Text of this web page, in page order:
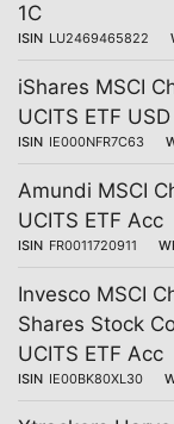
1C
ISIN LU2469465822
iShares MSCI
UCITS ETF
ISIN IE000NFR7C63
Amundi MSCI
UCITS ETF Acc
ISIN FR0011720911
Invesco MSCI
Shares Stock
UCITS ETF Acc
ISIN IE00BK80XL30